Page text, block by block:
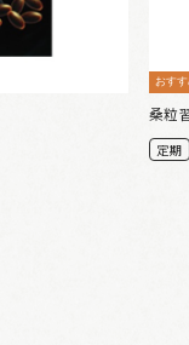
おす
桑粒
定期